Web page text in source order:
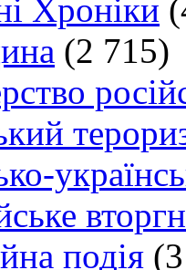
Хроніки
(2 715)
подія